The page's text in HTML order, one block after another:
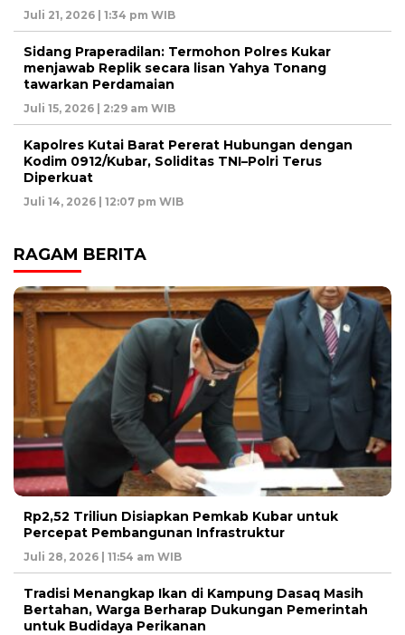
Juli 21, 2026 | 1:34 pm WIB
Sidang Praperadilan: Termohon Polres Kukar
menjawab Replik secara lisan Yahya Tonang
tawarkan Perdamaian
Juli 15, 2026 | 2:29 am WIB
Kapolres Kutai Barat Pererat Hubungan dengan
Kodim 0912/Kubar, Soliditas TNI–Polri Terus
Diperkuat
Juli 14, 2026 | 12:07 pm WIB
RAGAM BERITA
Rp2,52 Triliun Disiapkan Pemkab Kubar untuk
Percepat Pembangunan Infrastruktur
Juli 28, 2026 | 11:54 am WIB
Tradisi Menangkap Ikan di Kampung Dasaq Masih
Bertahan, Warga Berharap Dukungan Pemerintah
untuk Budidaya Perikanan